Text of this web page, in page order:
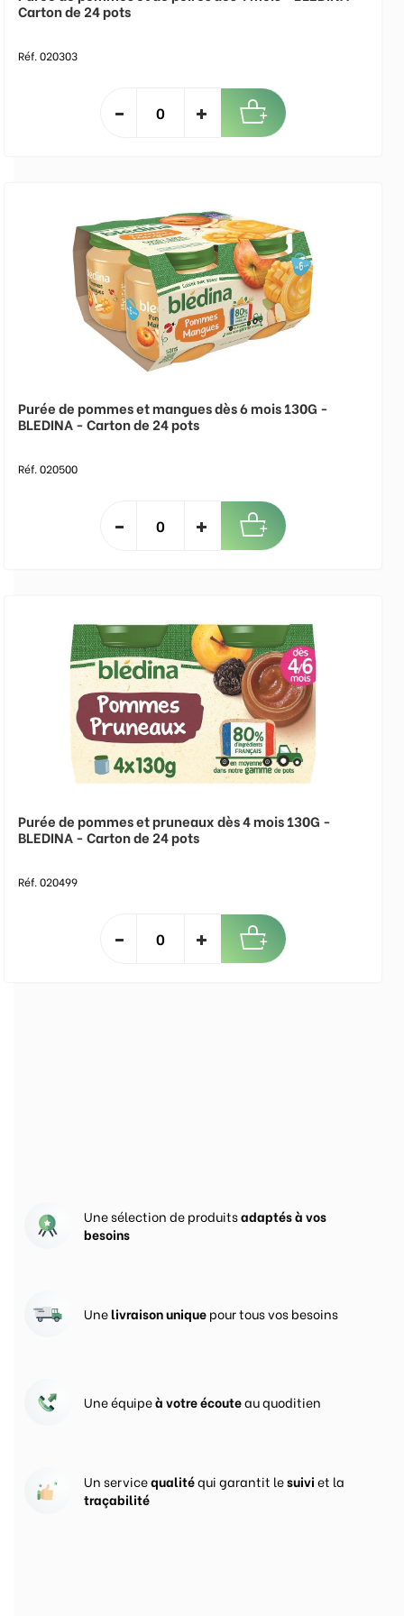
Carton de 24 pots
Réf. 020303
Purée de pommes et mangues dès 6 mois 130G -
BLEDINA - Carton de 24 pots
Réf. 020500
Purée de pommes et pruneaux dès 4 mois 130G -
BLEDINA - Carton de 24 pots
Réf. 020499
Une sélection de produitsadaptés à vos
besoins
Unelivraison uniquepour tous vos besoins
Une équipeà votre écouteau quoditien
Un servicequalitéqui garantit lesuiviet la
traçabilité